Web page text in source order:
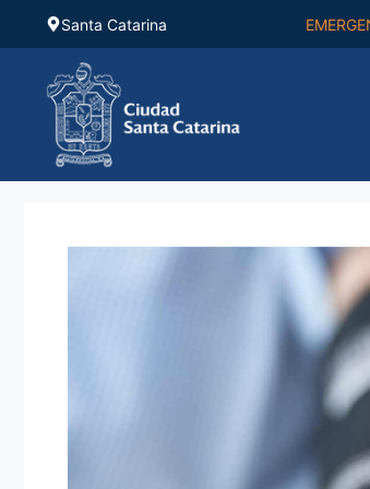
Saltar
contenido
Santa Catarina